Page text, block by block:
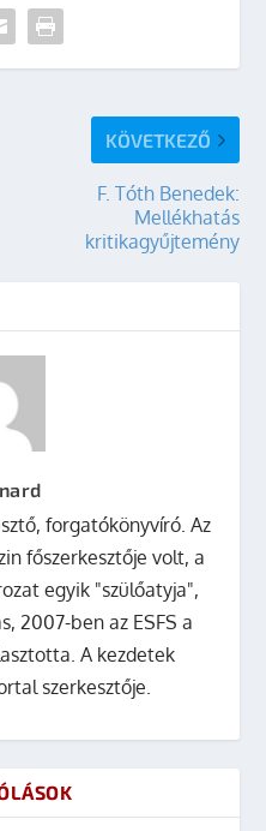
KÖVETKEZŐ
F. Tóth Benedek:
Mellékhatás
kritikagyűjtemény
forgatókönyvíró. Az
főszerkesztője volt, a
egyik "szülőatyja",
2007-ben az ESFS a
A kezdetek
szerkesztője.